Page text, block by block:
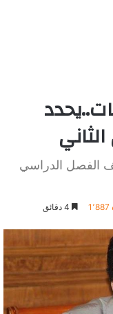
الفصل الدراسي
1٬887